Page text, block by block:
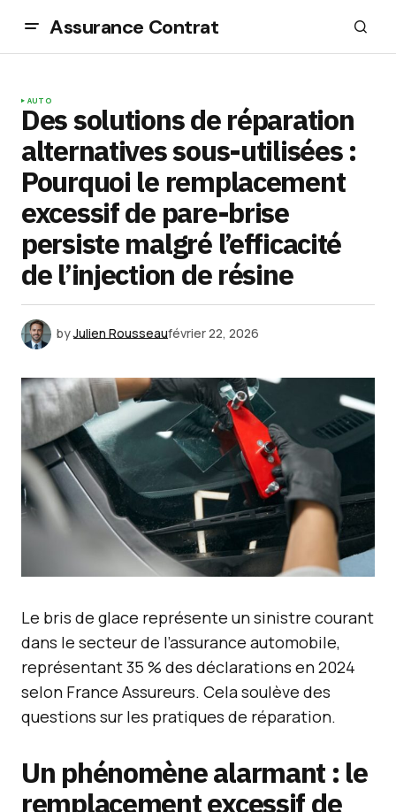
Assurance Contrat
AUTO
Des solutions de réparation
alternatives sous-utilisées :
Pourquoi le remplacement
excessif de pare-brise
persiste malgré l’efficacité
de l’injection de résine
byJulien Rousseaufévrier 22, 2026
Le bris de glace représente un sinistre courant
dans le secteur de l’assurance automobile,
représentant 35 % des déclarations en 2024
selon France Assureurs. Cela soulève des
questions sur les pratiques de réparation.
Un phénomène alarmant : le
remplacement excessif de